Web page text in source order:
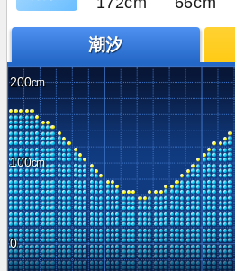
潮汐
200
100
0